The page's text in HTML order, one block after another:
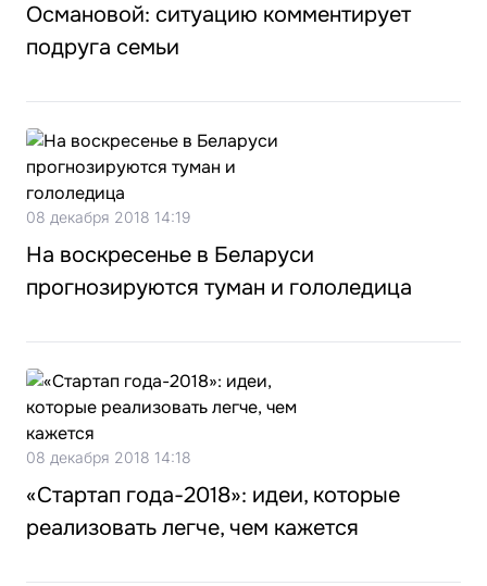
Османовой: ситуацию комментирует
подруга семьи
08 декабря 2018 14:19
На воскресенье в Беларуси
прогнозируются туман и гололедица
08 декабря 2018 14:18
«Стартап года-2018»: идеи, которые
реализовать легче, чем кажется